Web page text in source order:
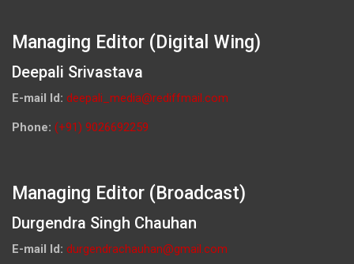
Managing Editor (Digital Wing)
Deepali Srivastava
E-mail Id: deepali_media@rediffmail.com
Phone: (+91) 9026692259
Managing Editor (Broadcast)
Durgendra Singh Chauhan
E-mail Id: durgendrachauhan@gmail.com